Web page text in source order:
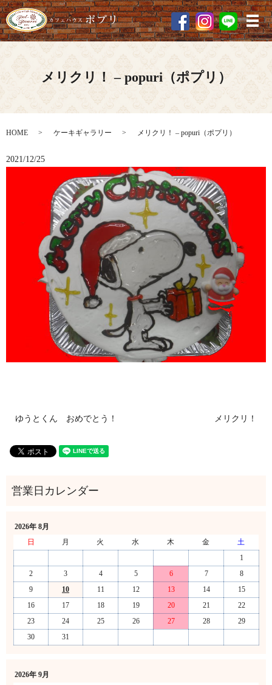
メ
メリクリ！ – popuri（ポプリ）
HOME ケーキギャラリー メリクリ！ – popuri（ポプリ）
2021/12/25
ゆうとくん おめでとう！ メリクリ！
2026年 8月
日
月 火 水 木 金
土
1
2
3 4 5 6 7
8
9
10 11 12 13 14
15
16
17 18 19 20 21
22
23
24 25 26 27 28
29
30
31
2026年 9月